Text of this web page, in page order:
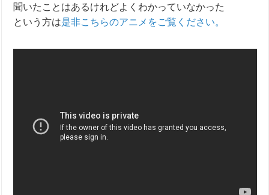
聞いたことはあるけれどよくわかっていなかった
という方は是非こちらのアニメをご覧ください。